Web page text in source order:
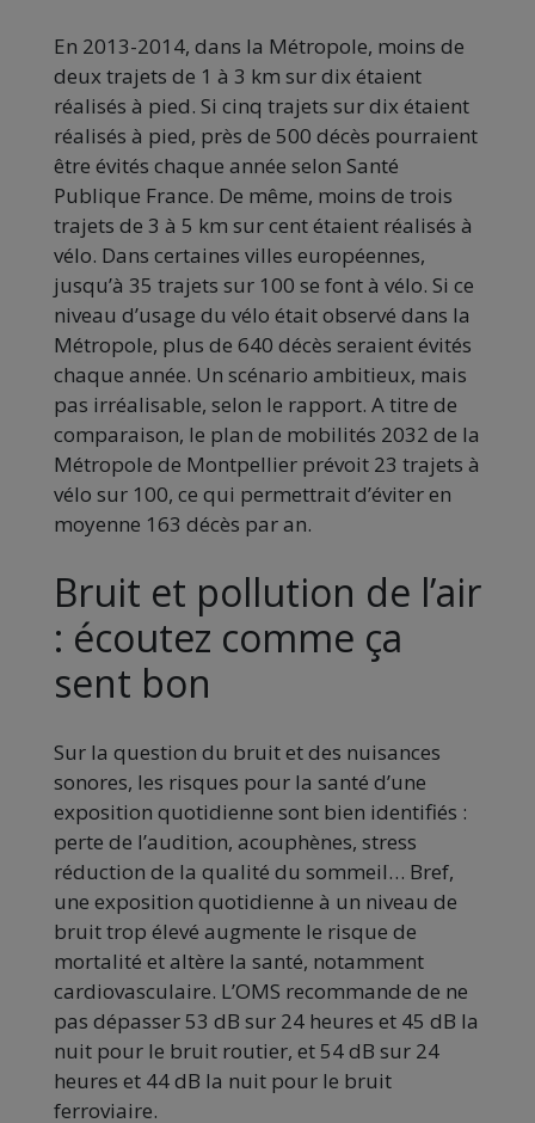
En 2013-2014, dans la Métropole, moins de
deux trajets de 1 à 3 km sur dix étaient
réalisés à pied. Si cinq trajets sur dix étaient
réalisés à pied, près de 500 décès pourraient
être évités chaque année selon Santé
Publique France. De même, moins de trois
trajets de 3 à 5 km sur cent étaient réalisés à
vélo. Dans certaines villes européennes,
jusqu’à 35 trajets sur 100 se font à vélo. Si ce
niveau d’usage du vélo était observé dans la
Métropole, plus de 640 décès seraient évités
chaque année. Un scénario ambitieux, mais
pas irréalisable, selon le rapport. A titre de
comparaison, le plan de mobilités 2032 de la
Métropole de Montpellier prévoit 23 trajets à
vélo sur 100, ce qui permettrait d’éviter en
moyenne 163 décès par an.
Bruit et pollution de l’air
: écoutez comme ça
sent bon
Sur la question du bruit et des nuisances
sonores, les risques pour la santé d’une
exposition quotidienne sont bien identifiés :
perte de l’audition, acouphènes, stress
réduction de la qualité du sommeil… Bref,
une exposition quotidienne à un niveau de
bruit trop élevé augmente le risque de
mortalité et altère la santé, notamment
cardiovasculaire. L’OMS recommande de ne
pas dépasser 53 dB sur 24 heures et 45 dB la
nuit pour le bruit routier, et 54 dB sur 24
heures et 44 dB la nuit pour le bruit
ferroviaire.